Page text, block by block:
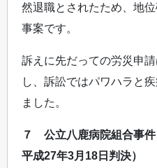
然退職とされたため、地
事案です。
訴えに先だっての労災申
し、訴訟ではパワハラと
ました。
７ 公立八鹿病院組合事
平成27年3月18日判決）